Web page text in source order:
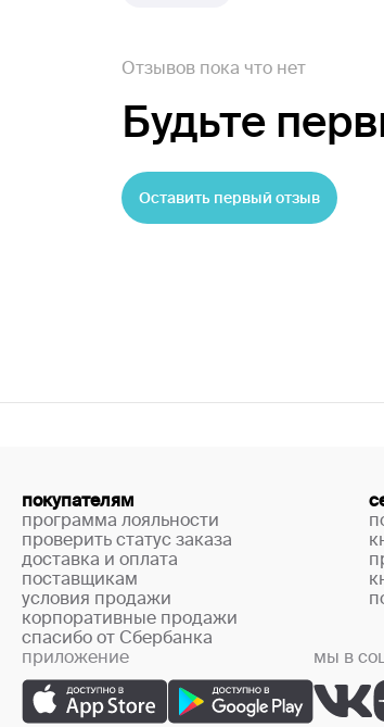
Отзывов пока что нет
Будьте
Оставить первый отзыв
покупателям
программа лояльности
проверить статус заказа
доставка и оплата
поставщикам
условия продажи
корпоративные продажи
спасибо от Сбербанка
приложение мы в